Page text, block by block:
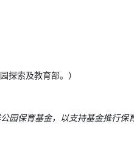
探索及教育部。）
园保育基金，以支持基金推行保